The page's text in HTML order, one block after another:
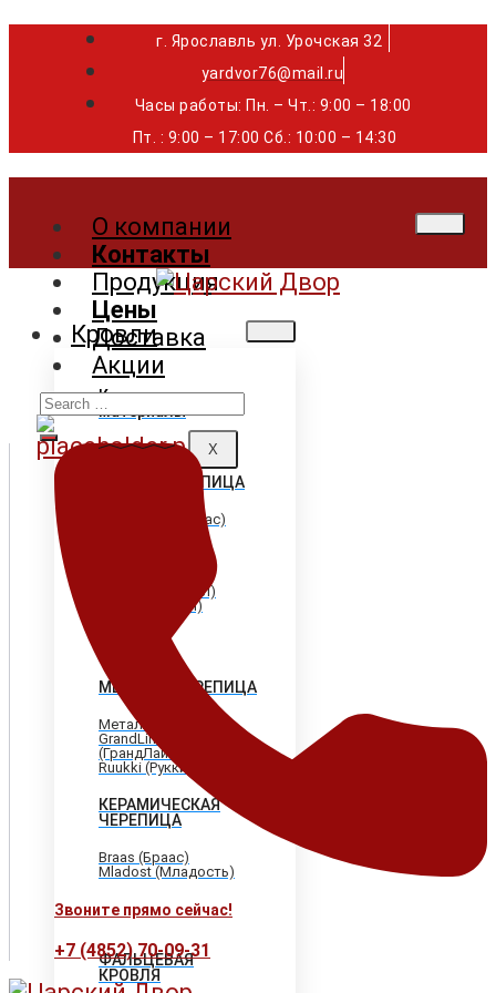
г. Ярославль ул. Урочская 32 ⁣⁣⁣⁣
yardvor76@mail.ru
Часы работы: Пн. – Чт.: 9:00 – 18:00
Пт. : 9:00 – 17:00 Сб.: 10:00 – 14:30
О компании
Контакты
Продукция
Цены
Доставка
Акции
X
Кровли
Кровельные
материалы
ГИБКАЯ ЧЕРЕПИЦА
Shinglas (Шинглас)
Katepal (Катепал)
Icopal (Икопал)
МЕТАЛЛОЧЕРЕПИЦА
МеталлПрофиль
GrandLine
(ГрандЛайн)
Ruukki (Рукки)
КЕРАМИЧЕСКАЯ
ЧЕРЕПИЦА
Braas (Браас)
Mladost (Младость)
ФАЛЬЦЕВАЯ
КРОВЛЯ
Search
for:
Звоните прямо сейчас!
+7 (4852) 70-09-31